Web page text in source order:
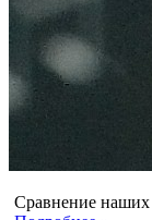
Сравнение наших